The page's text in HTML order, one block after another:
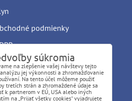
podmienky
list
súkromia
na zlepšenie vašej návštevy tejto
jej výkonnosti a zhromažďovanie
Na tento účel môžeme použiť
tretích strán a zhromaždené údaje sa
k partnerom v EÚ, USA alebo iných
na „Prijať všetky cookies“ vyjadrujete